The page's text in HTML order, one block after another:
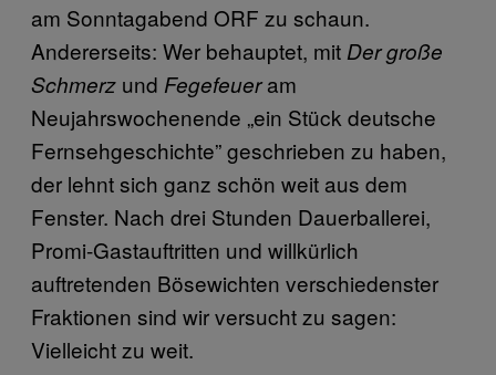
am Sonntagabend ORF zu schaun.
Andererseits: Wer behauptet, mit Der große
Schmerz und Fegefeueram
Neujahrswochenende „ein Stück deutsche
Fernsehgeschichte” geschrieben zu haben,
der lehnt sich ganz schön weit aus dem
Fenster. Nach drei Stunden Dauerballerei,
Promi-Gastauftritten und willkürlich
auftretenden Bösewichten verschiedenster
Fraktionen sind wir versucht zu sagen:
Vielleicht zu weit.